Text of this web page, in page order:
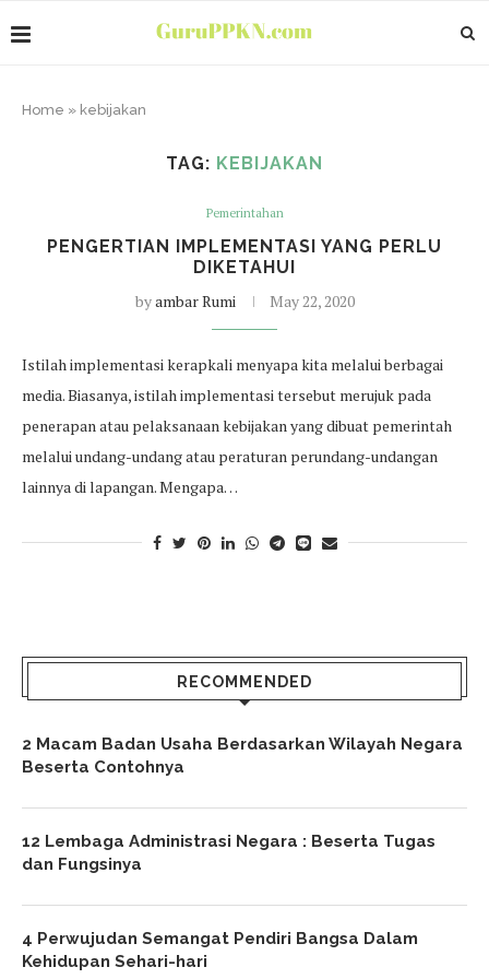
Home » kebijakan
TAG: KEBIJAKAN
Pemerintahan
PENGERTIAN IMPLEMENTASI YANG PERLU
DIKETAHUI
byambar Rumi May 22, 2020
Istilah implementasi kerapkali menyapa kita melalui berbagai
media. Biasanya, istilah implementasi tersebut merujuk pada
penerapan atau pelaksanaan kebijakan yang dibuat pemerintah
melalui undang-undang atau peraturan perundang-undangan
lainnya di lapangan. Mengapa…
RECOMMENDED
2 Macam Badan Usaha Berdasarkan Wilayah Negara
Beserta Contohnya
12 Lembaga Administrasi Negara : Beserta Tugas
dan Fungsinya
4 Perwujudan Semangat Pendiri Bangsa Dalam
Kehidupan Sehari-hari